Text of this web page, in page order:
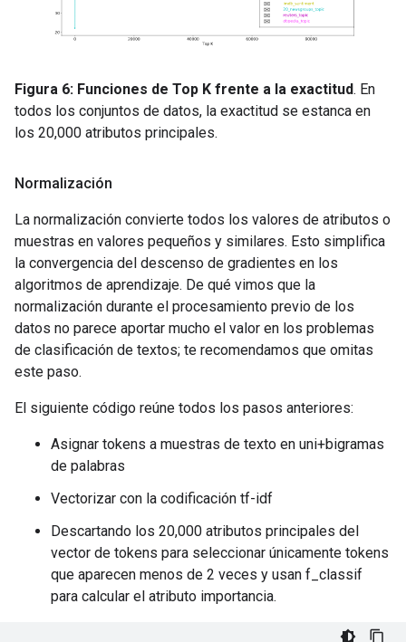
Figura 6: Funciones de Top K frente a la exactitud. En
todos los conjuntos de datos, la exactitud se estanca en
los 20,000 atributos principales.
Normalización
La normalización convierte todos los valores de atributos o
muestras en valores pequeños y similares. Esto simplifica
la convergencia del descenso de gradientes en los
algoritmos de aprendizaje. De qué vimos que la
normalización durante el procesamiento previo de los
datos no parece aportar mucho el valor en los problemas
de clasificación de textos; te recomendamos que omitas
este paso.
El siguiente código reúne todos los pasos anteriores:
Asignar tokens a muestras de texto en uni+bigramas
de palabras
Vectorizar con la codificación tf-idf
Descartando los 20,000 atributos principales del
vector de tokens para seleccionar únicamente tokens
que aparecen menos de 2 veces y usan f_classif
para calcular el atributo importancia.